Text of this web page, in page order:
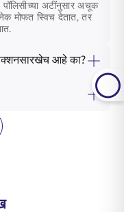
अटींनुसार अचूक
मोफत स्विच देतात, तर
आहे का?